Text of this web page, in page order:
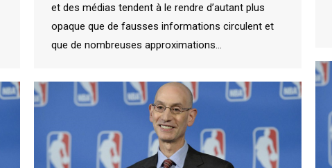
et des médias tendent à le rendre d’autant plus
opaque que de fausses informations circulent et
que de nombreuses approximations…